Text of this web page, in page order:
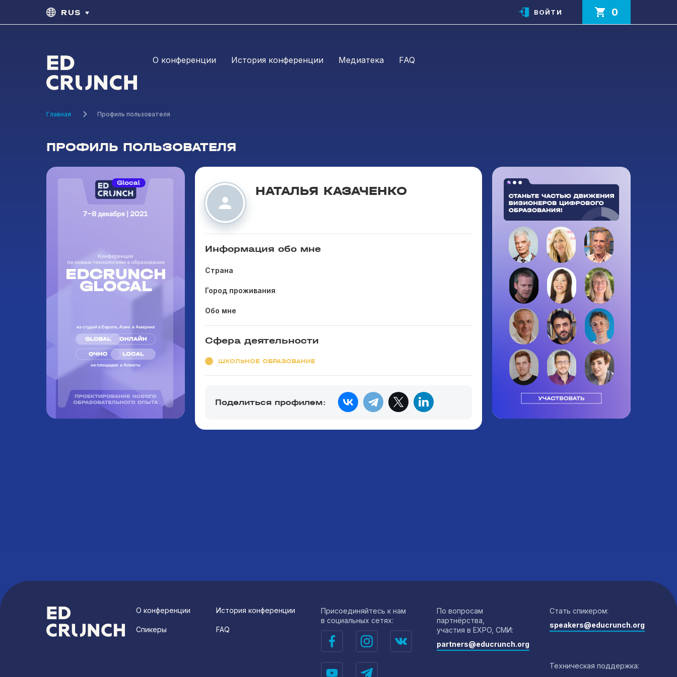
RUS ВОЙТИ 0
О конференции История конференции Медиатека FAQ
Главная Профиль пользователя
ПРОФИЛЬ ПОЛЬЗОВАТЕЛЯ
НАТАЛЬЯ КАЗАЧЕНКО
Информация обо мне
Страна
Город проживания
Обо мне
Сфера деятельности
ШКОЛЬНОЕ ОБРАЗОВАНИЕ
Поделиться профилем:
О конференции
Спикеры
История конференции
FAQ
Присоединяйтесь к нам
в социальных сетях:
По вопросам
партнёрства,
участия в EXPO, СМИ:
partners@educrunch.org
Стать спикером:
speakers@educrunch.org
Техническая поддержка: